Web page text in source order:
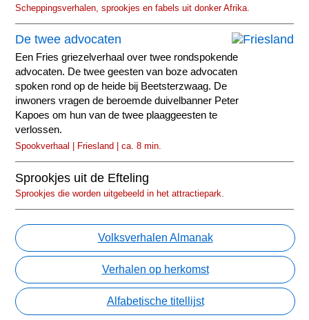
Scheppingsverhalen, sprookjes en fabels uit donker Afrika.
De twee advocaten
Een Fries griezelverhaal over twee rondspokende
advocaten. De twee geesten van boze advocaten
spoken rond op de heide bij Beetsterzwaag. De
inwoners vragen de beroemde duivelbanner Peter
Kapoes om hun van de twee plaaggeesten te
verlossen.
Spookverhaal | Friesland | ca. 8 min.
Sprookjes uit de Efteling
Sprookjes die worden uitgebeeld in het attractiepark.
Volksverhalen Almanak
Verhalen op herkomst
Alfabetische titellijst